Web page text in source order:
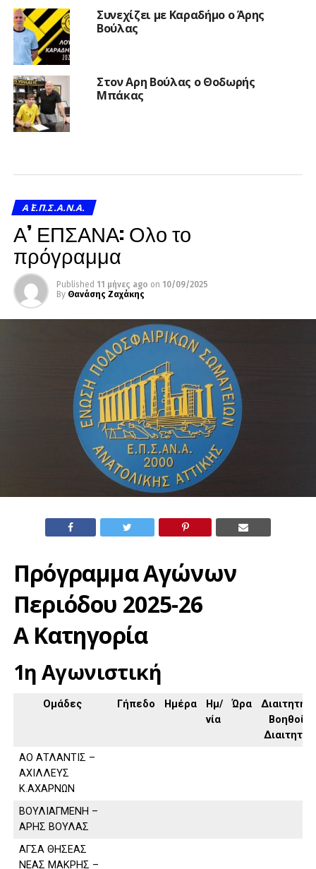
Συνεχίζει με Καραδήμο ο Άρης
Βούλας
Στον Αρη Βούλας ο Θοδωρής
Μπάκας
Α΄ Ε.Π.Σ.Α.Ν.Α.
Α’ ΕΠΣΑΝΑ: Ολο το
πρόγραμμα
Published 11 μήνες ago on 10/09/2025
By Θανάσης Ζαχάκης
Πρόγραμμα Αγώνων
Περιόδου 2025-26
Α Κατηγορία
1η Αγωνιστική
Ομάδες Γήπεδο Ημέρα
Ημ/
νία
Ώρα
Διαιτητής,
Βοηθοί
Διαιτητή
ΑΟ ΑΤΛΑΝΤΙΣ –
ΑΧΙΛΛΕΥΣ
Κ.ΑΧΑΡΝΩΝ
ΒΟΥΛΙΑΓΜΕΝΗ –
ΑΡΗΣ ΒΟΥΛΑΣ
ΑΓΣΑ ΘΗΣΕΑΣ
ΝΕΑΣ ΜΑΚΡΗΣ –